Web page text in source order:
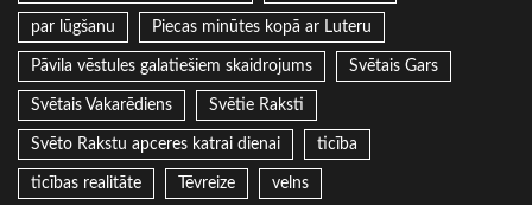
par lūgšanu Piecas minūtes kopā ar Luteru
Pāvila vēstules galatiešiem skaidrojums Svētais Gars
Svētais Vakarēdiens Svētie Raksti
Svēto Rakstu apceres katrai dienai ticība
ticības realitāte Tēvreize velns